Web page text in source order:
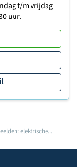
t/m vrijdag
uur.
elektrische...